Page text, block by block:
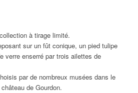
à tirage limité.
sur un fût conique, un pied tulipe
verre enserré par trois ailettes de
par de nombreux musées dans le
de Gourdon.